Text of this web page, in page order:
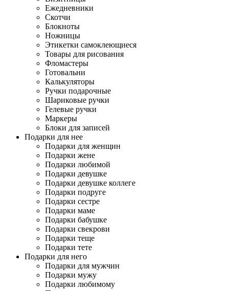
Ежедневники
Скотчи
Блокноты
Ножницы
Этикетки самоклеющиеся
Товары для рисования
Фломастеры
Готовальни
Калькуляторы
Ручки подарочные
Шариковые ручки
Гелевые ручки
Маркеры
Блоки для записей
Подарки для нее
Подарки для женщин
Подарки жене
Подарки любимой
Подарки девушке
Подарки девушке коллеге
Подарки подруге
Подарки сестре
Подарки маме
Подарки бабушке
Подарки свекрови
Подарки теще
Подарки тете
Подарки для него
Подарки для мужчин
Подарки мужу
Подарки любимому